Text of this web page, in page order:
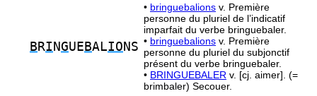
B RI NGUE BALIO NS
• bringuebalions v. Première
personne du pluriel de l’indicatif
imparfait du verbe bringuebaler.
• bringuebalions v. Première
personne du pluriel du subjonctif
présent du verbe bringuebaler.
• BRINGUEBALER v. [cj. aimer]. (=
brimbaler) Secouer.